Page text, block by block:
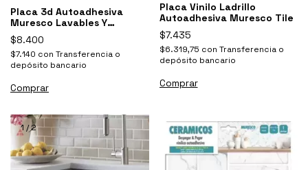
Placa 3d Autoadhesiva
Muresco Lavables Y
Pintables Acanalada
$8.400
$7.140 con Transferencia o
depósito bancario
Placa Vinilo Ladrillo
Autoadhesiva Muresco Tile
$7.435
$6.319,75 con Transferencia o
depósito bancario
1 /2